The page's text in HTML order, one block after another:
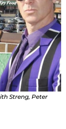
Streng, Peter